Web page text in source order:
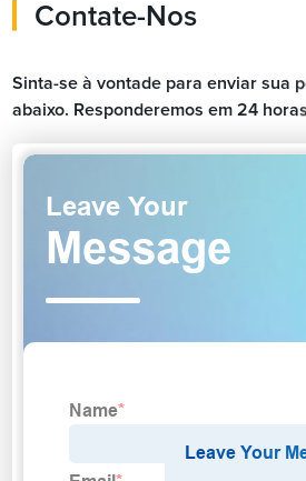
Contate-Nos
Sinta-se à vontade para enviar sua
abaixo. Responderemos em 24 horas